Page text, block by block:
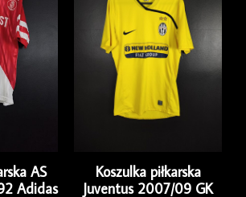
AS
Adidas
Koszulka piłkarska
Juventus 2007/09 GK